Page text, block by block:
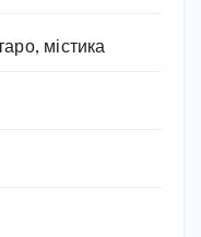
містика